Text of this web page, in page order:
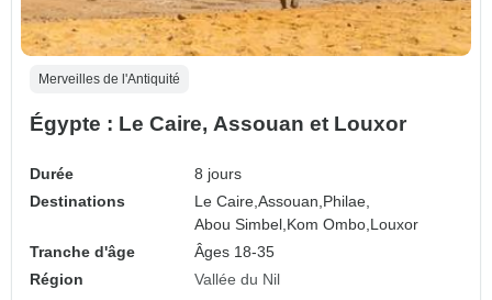
Merveilles de l'Antiquité
Égypte : Le Caire, Assouan et Louxor
Durée
8 jours
Destinations
Le Caire,Assouan, Philae,
Abou Simbel, Kom Ombo, Louxor
Tranche d'âge
Âges 18-35
Région
Vallée du Nil